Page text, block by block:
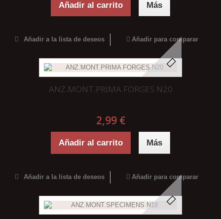
Añadir al carrito Más
Añadir a la lista de deseos Añadir para comparar
ANZ.MONT.PRIMA FORGES N20
2,99 €
Añadir al carrito Más
Añadir a la lista de deseos Añadir para comparar